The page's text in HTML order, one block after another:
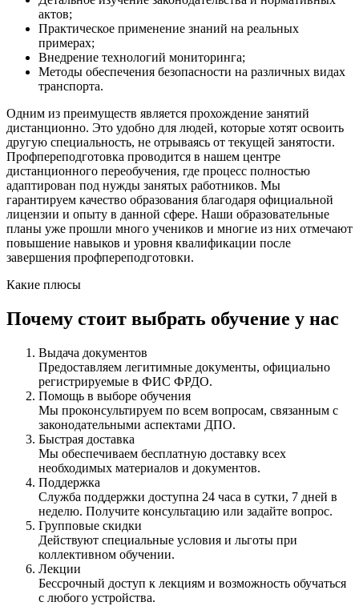
актов;
Практическое применение знаний на реальных
примерах;
Внедрение технологий мониторинга;
Методы обеспечения безопасности на различных видах
транспорта.
Одним из преимуществ является прохождение занятий
дистанционно. Это удобно для людей, которые хотят освоить
другую специальность, не отрываясь от текущей занятости.
Профпереподготовка проводится в нашем центре
дистанционного переобучения, где процесс полностью
адаптирован под нужды занятых работников. Мы
гарантируем качество образования благодаря официальной
лицензии и опыту в данной сфере. Наши образовательные
планы уже прошли много учеников и многие из них отмечают
повышение навыков и уровня квалификации после
завершения профпереподготовки.
Какие плюсы
Почему стоит выбрать обучение у нас
Выдача документов
Предоставляем легитимные документы, официально
регистрируемые в ФИС ФРДО.
Помощь в выборе обучения
Мы проконсультируем по всем вопросам, связанным с
законодательными аспектами ДПО.
Быстрая доставка
Мы обеспечиваем бесплатную доставку всех
необходимых материалов и документов.
Поддержка
Служба поддержки доступна 24 часа в сутки, 7 дней в
неделю. Получите консультацию или задайте вопрос.
Групповые скидки
Действуют специальные условия и льготы при
коллективном обучении.
Лекции
Бессрочный доступ к лекциям и возможность обучаться
с любого устройства.